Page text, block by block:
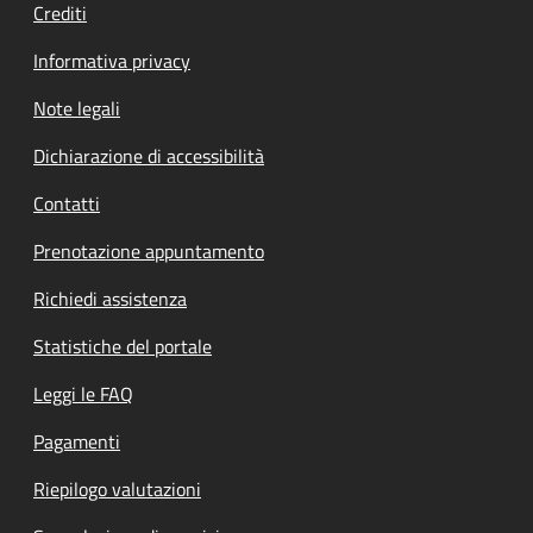
Crediti
Informativa privacy
Note legali
Dichiarazione di accessibilità
Contatti
Prenotazione appuntamento
Richiedi assistenza
Statistiche del portale
Leggi le FAQ
Pagamenti
Riepilogo valutazioni